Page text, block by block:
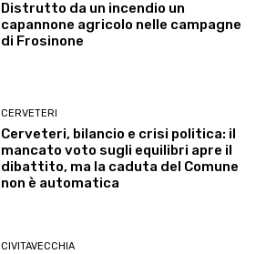
Distrutto da un incendio un
capannone agricolo nelle campagne
di Frosinone
CERVETERI
Cerveteri, bilancio e crisi politica: il
mancato voto sugli equilibri apre il
dibattito, ma la caduta del Comune
non è automatica
CIVITAVECCHIA